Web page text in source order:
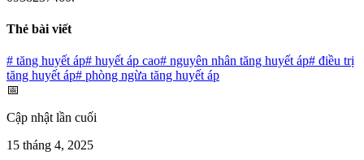
Thẻ bài viết
# tăng huyết áp# huyết áp cao# nguyên nhân tăng huyết áp# điều trị
tăng huyết áp# phòng ngừa tăng huyết áp
📅
Cập nhật lần cuối
15 tháng 4, 2025